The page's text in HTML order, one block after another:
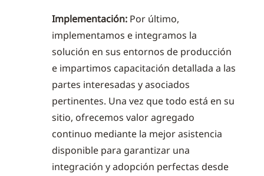
Implementación: Por último,
implementamos e integramos la
solución en sus entornos de producción
e impartimos capacitación detallada a las
partes interesadas y asociados
pertinentes. Una vez que todo está en su
sitio, ofrecemos valor agregado
continuo mediante la mejor asistencia
disponible para garantizar una
integración y adopción perfectas desde